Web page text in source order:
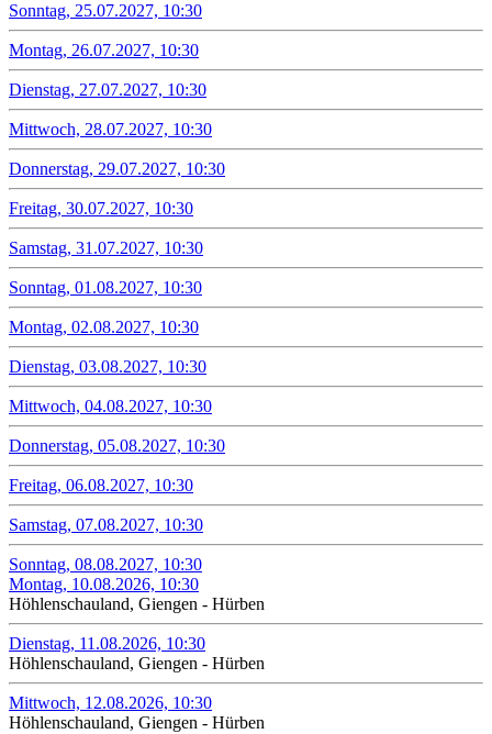
Sonntag, 25.07.2027, 10:30
Montag, 26.07.2027, 10:30
Dienstag, 27.07.2027, 10:30
Mittwoch, 28.07.2027, 10:30
Donnerstag, 29.07.2027, 10:30
Freitag, 30.07.2027, 10:30
Samstag, 31.07.2027, 10:30
Sonntag, 01.08.2027, 10:30
Montag, 02.08.2027, 10:30
Dienstag, 03.08.2027, 10:30
Mittwoch, 04.08.2027, 10:30
Donnerstag, 05.08.2027, 10:30
Freitag, 06.08.2027, 10:30
Samstag, 07.08.2027, 10:30
Sonntag, 08.08.2027, 10:30
Montag, 10.08.2026, 10:30
Höhlenschauland, Giengen - Hürben
Dienstag, 11.08.2026, 10:30
Höhlenschauland, Giengen - Hürben
Mittwoch, 12.08.2026, 10:30
Höhlenschauland, Giengen - Hürben